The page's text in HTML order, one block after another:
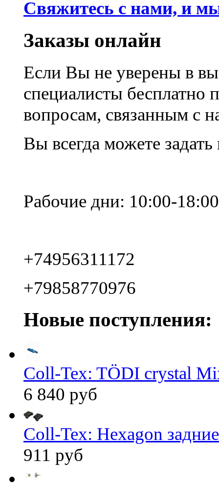
Свяжитесь с нами, и
Заказы онлайн
Если Вы не уверены в
специалисты
вопросам, связанным с
Вы всегда можете
Рабочие дни: 10:00-18:00
+74956311172
+79858770976
Новые поступления:
Coll-Tex: TÖDI crystal
6 840 руб
Coll-Tex: Hexagon
911 руб